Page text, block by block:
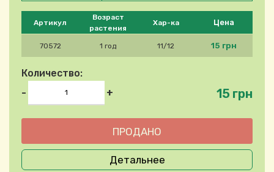
Please select product
Артикул
Возраст
растения
Хар-ка Цена
70572 1 год 11/12 15 грн
Количество:
-
+ 15 грн
Детальнее